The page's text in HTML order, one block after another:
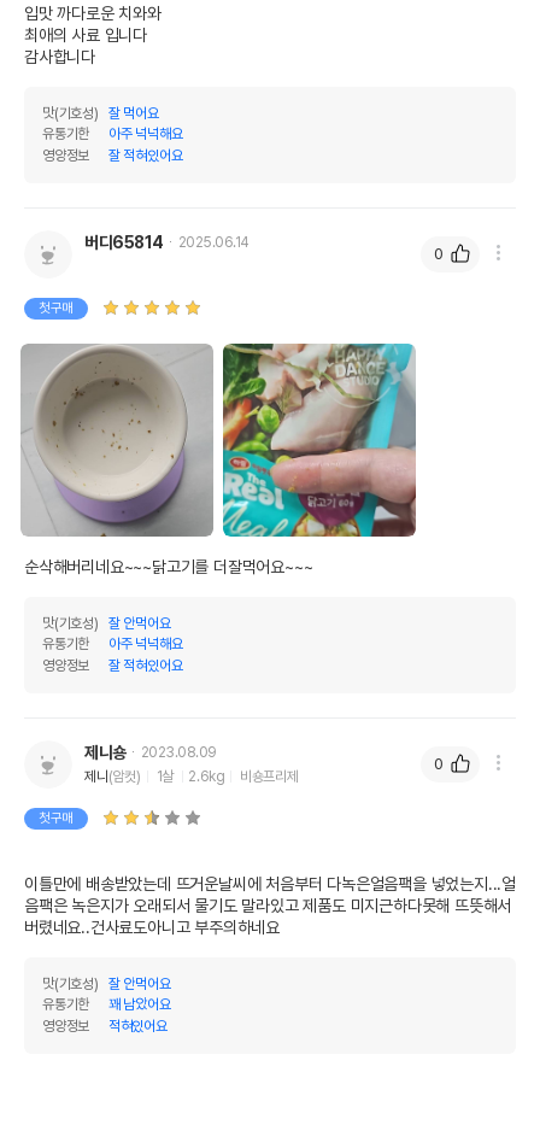
입맛 까다로운 치와와
최애의 사료 입니다
감사합니다
맛(기호성)
잘 먹어요
유통기한
아주 넉넉해요
영양정보
잘 적혀있어요
버디65814 2025.06.14
첫구매
순삭해버리네요~~~닭고기를 더잘먹어요~~~
맛(기호성)
잘 안먹어요
유통기한
아주 넉넉해요
영양정보
잘 적혀있어요
0
제니숑
2023.08.09
제니(암컷) 1살 2.6kg 비숑프리제
첫구매
이틀만에 배송받았는데 뜨거운날씨에 처음부터 다녹은얼음팩을 넣었는지...얼
음팩은 녹은지가 오래되서 물기도 말라있고 제품도 미지근하다못해 뜨뜻해서
버렸네요..건사료도아니고 부주의하네요
맛(기호성)
잘 안먹어요
유통기한
꽤 남았어요
영양정보
적혀있어요
0